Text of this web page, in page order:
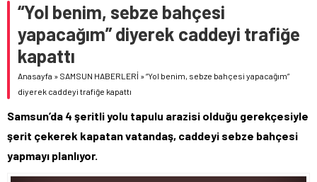
YÖNETİCİ SEÇERKEN YAPILAN EN BÜYÜK HATALAR
13.798,82
DOLAR
47,7025
EURO
55,0112
“Yol benim, sebze bahçesi
yapacağım” diyerek caddeyi trafiğe
kapattı
Anasayfa » SAMSUN HABERLERİ »“Yol benim, sebze bahçesi yapacağım”
diyerek caddeyi trafiğe kapattı
Samsun’da 4 şeritli yolu tapulu arazisi olduğu gerekçesiyle
şerit çekerek kapatan vatandaş, caddeyi sebze bahçesi
yapmayı planlıyor.